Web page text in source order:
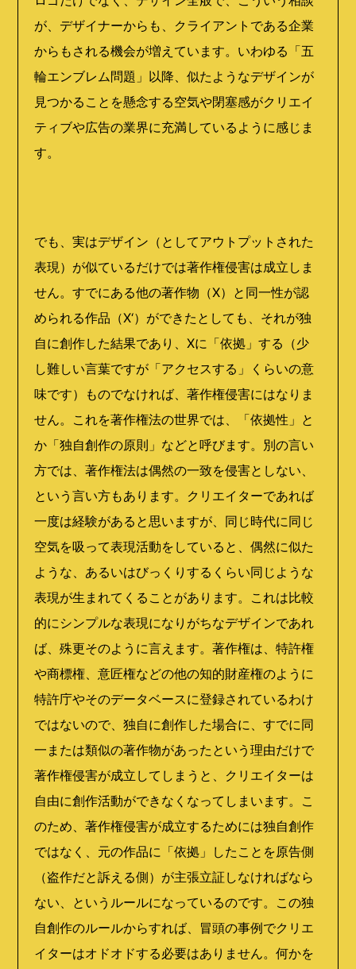
が、デザイナーからも、クライアントである企業
からもされる機会が増えています。いわゆる「五
輪エンブレム問題」以降、似たようなデザインが
見つかることを懸念する空気や閉塞感がクリエイ
ティブや広告の業界に充満しているように感じま
す。
でも、実はデザイン（としてアウトプットされた
表現）が似ているだけでは著作権侵害は成立しま
せん。すでにある他の著作物（X）と同一性が認
められる作品（X‘）ができたとしても、それが独
自に創作した結果であり、Xに「依拠」する（少
し難しい言葉ですが「アクセスする」くらいの意
味です）ものでなければ、著作権侵害にはなりま
せん。これを著作権法の世界では、「依拠性」と
か「独自創作の原則」などと呼びます。別の言い
方では、著作権法は偶然の一致を侵害としない、
という言い方もあります。クリエイターであれば
一度は経験があると思いますが、同じ時代に同じ
空気を吸って表現活動をしていると、偶然に似た
ような、あるいはびっくりするくらい同じような
表現が生まれてくることがあります。これは比較
的にシンプルな表現になりがちなデザインであれ
ば、殊更そのように言えます。著作権は、特許権
や商標権、意匠権などの他の知的財産権のように
特許庁やそのデータベースに登録されているわけ
ではないので、独自に創作した場合に、すでに同
一または類似の著作物があったという理由だけで
著作権侵害が成立してしまうと、クリエイターは
自由に創作活動ができなくなってしまいます。こ
のため、著作権侵害が成立するためには独自創作
ではなく、元の作品に「依拠」したことを原告側
（盗作だと訴える側）が主張立証しなければなら
ない、というルールになっているのです。この独
自創作のルールからすれば、冒頭の事例でクリエ
イターはオドオドする必要はありません。何かを